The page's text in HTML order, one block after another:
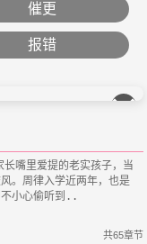
催更
报错
��
。周律入学近两年，也是
共65章节